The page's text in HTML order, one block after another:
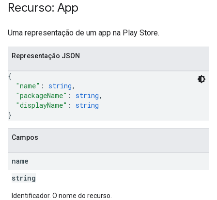
Recurso: App
Uma representação de um app na Play Store.
Representação JSON
{
"name" : string,
"packageName" : string,
"displayName" : string
}
Campos
name
string
Identificador. O nome do recurso.